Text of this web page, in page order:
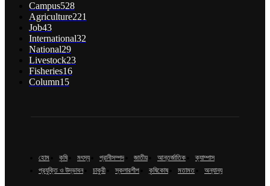
Campus528
Agriculture221
Job43
International32
National29
Livestock23
Fisheries16
Column15
হোম কৃষি মৎস্য প্রানীসম্পদ জাতীয় আন্তর্জাতিক
ক্যাম্পাস
প্রযুক্তি ও উদ্ভাবন
চাকুরী স্কলারশীপ কৃষিকোষ মতামত অন্যান্য